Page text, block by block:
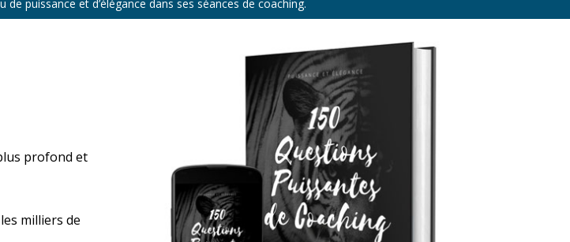
puissance et d’élégance dans ses séances de coaching.
profond et
milliers de